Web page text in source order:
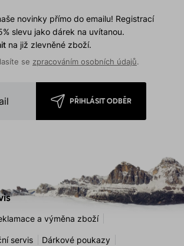
novinky přímo do emailu! Registrací
slevu jako dárek na uvítanou.
na již zlevněné zboží.
se zpracováním osobních údajů.
PŘIHLÁSIT ODBĚR
a výměna zboží
servis Dárkové poukazy